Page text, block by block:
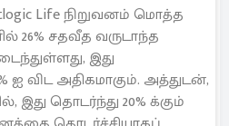
Life நிறுவனம் மொத்த
26% சதவீத வருடாந்த
இது
ஐ விட அதிகமாகும். அத்துடன்,
தொடர்ந்து 20% க்கும்